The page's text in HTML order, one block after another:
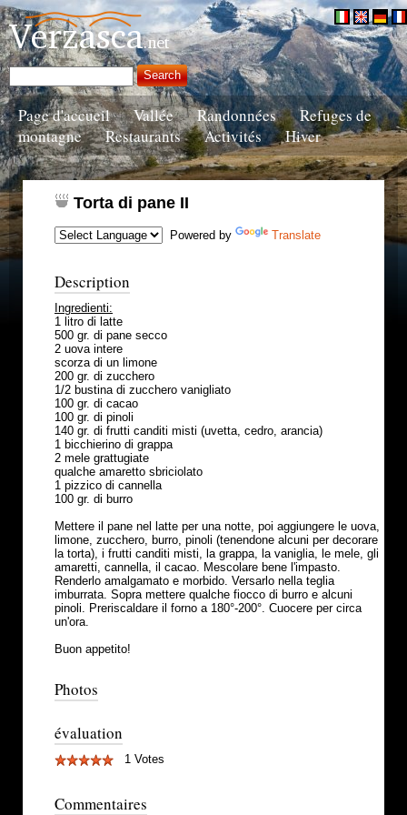
Page d'accueil Vallée Randonnées
Refuges de
montagne
Restaurants Activités Hiver
Torta di pane II
Powered by Translate
Description
Ingredienti:
1 litro di latte
500 gr. di pane secco
2 uova intere
scorza di un limone
200 gr. di zucchero
1/2 bustina di zucchero vanigliato
100 gr. di cacao
100 gr. di pinoli
140 gr. di frutti canditi misti (uvetta, cedro, arancia)
1 bicchierino di grappa
2 mele grattugiate
qualche amaretto sbriciolato
1 pizzico di cannella
100 gr. di burro
Mettere il pane nel latte per una notte, poi aggiungere le uova,
limone, zucchero, burro, pinoli (tenendone alcuni per decorare
la torta), i frutti canditi misti, la grappa, la vaniglia, le mele, gli
amaretti, cannella, il cacao. Mescolare bene l'impasto.
Renderlo amalgamato e morbido. Versarlo nella teglia
imburrata. Sopra mettere qualche fiocco di burro e alcuni
pinoli. Preriscaldare il forno a 180°-200°. Cuocere per circa
un'ora.
Buon appetito!
Photos
évaluation
1 Votes
Commentaires